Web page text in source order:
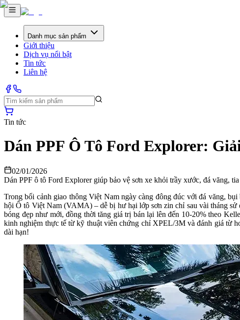
Danh mục sản phẩm
Giới thiệu
Dịch vụ nổi bật
Tin tức
Liên hệ
Tin tức
Dán PPF Ô Tô Ford Explorer:
02/01/2026
Dán PPF ô tô Ford Explorer giúp bảo vệ sơn xe khỏi trầy xước, đá văng,
Trong bối cảnh giao thông Việt Nam ngày càng đông đúc với đá văng,
hội Ô tô Việt Nam (VAMA) – dễ bị hư hại lớp sơn zin chỉ sau vài tháng
bóng đẹp như mới, đồng thời tăng giá trị bán lại lên đến 10-20% theo
kinh nghiệm thực tế từ kỹ thuật viên chứng chỉ XPEL/3M và đánh giá từ
dài hạn!